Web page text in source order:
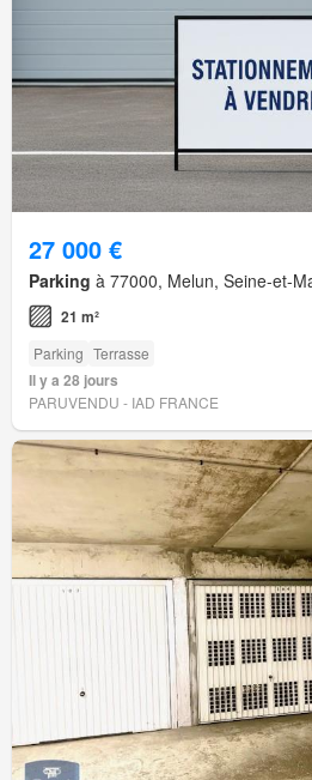
27 000 €
Parking à 77000, Melun, Seine-et-
21 m²
Parking Terrasse
Il y a 28 jours
PARUVENDU - IAD FRANCE